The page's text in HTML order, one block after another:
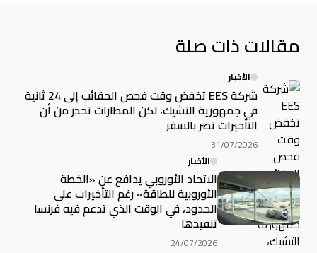
مقالات ذات صلة
الأخبار
شركة EES تخفض وقت فحص الحقائب إلى 24 ثانية
في جمهورية التشيك، لكن المطارات تحذر من أن
التأخيرات تضر بالسفر
31/07/2026
الأخبار
الاتحاد الأوروبي يدافع عن «الخطة
الأوروبية للطاقة» رغم التأخيرات على
الحدود، في الوقت الذي تدعم فيه فرنسا
تنفيذها
24/07/2026